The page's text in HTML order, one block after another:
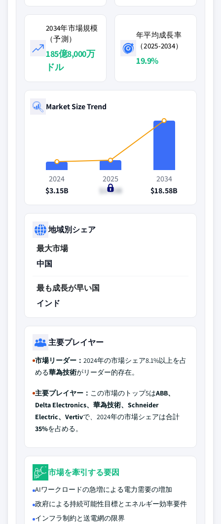
2034年市場規模
（予測）
185億8,000万
ドル
年平均成長率
（2025-2034）
19.9%
Market Size Trend
2024
$3.15B
2025
$3.63B
2034
$18.58B
地域別シェア
最大市場
中国
最も成長が早い国
インド
主要プレイヤー
市場リーダー： 2024年の市場シェア8.1%以上を占
める華為技術がリーダー的存在。
主要プレイヤー： この市場のトップ5はABB、
Delta Electronics、華為技術、Schneider
Electric、Vertivで、2024年の市場シェアは合計
35%を占める。
市場を牽引する要因
AIワークロードの急増による電力需要の増加
政府による持続可能性目標とエネルギー効率要件
インフラ制約と送電網の限界